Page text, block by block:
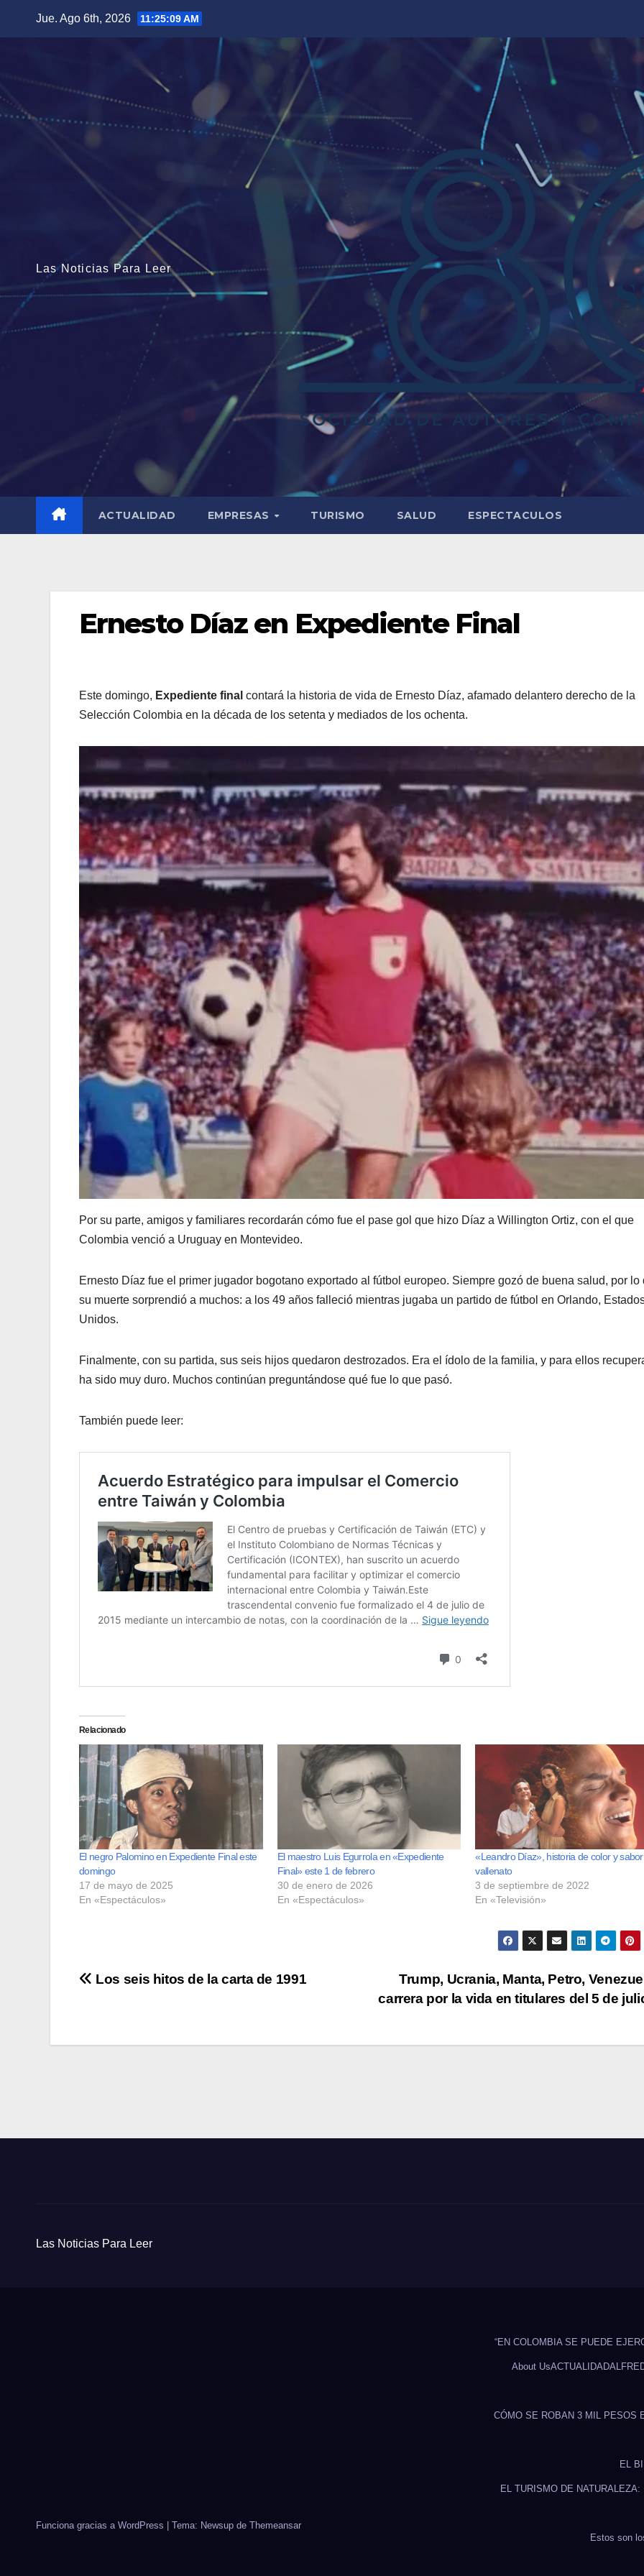
Jue. Ago 6th, 2026 11:25:11 AM
Las Noticias Para Leer
ACTUALIDAD EMPRESAS TURISMO SALUD ESPECTACULOS
Ernesto Díaz en Expediente Final
Este domingo, Expediente final contará la historia de vida de Ernesto Díaz, afamado delantero derecho de la
Selección Colombia en la década de los setenta y mediados de los ochenta.
Por su parte, amigos y familiares recordarán cómo fue el pase gol que hizo Díaz a Willington Ortiz, con el que
Colombia venció a Uruguay en Montevideo.
Ernesto Díaz fue el primer jugador bogotano exportado al fútbol europeo. Siempre gozó de buena salud, por lo
su muerte sorprendió a muchos: a los 49 años falleció mientras jugaba un partido de fútbol en Orlando,
Unidos.
Finalmente, con su partida, sus seis hijos quedaron destrozados. Era el ídolo de la familia, y para ellos
ha sido muy duro. Muchos continúan preguntándose qué fue lo que pasó.
También puede leer:
Relacionado
El negro Palomino en Expediente Final este
domingo
17 de mayo de 2025
En «Espectáculos»
El maestro Luis Egurrola en «Expediente
Final» este 1 de febrero
30 de enero de 2026
En «Espectáculos»
«Leandro Díaz», historia de color y sabor
vallenato
3 de septiembre de 2022
En «Televisión»
Navegación
entradas
Trump, Ucrania, Manta, Petro,
carrera por la vida en titulares del 5 de
Los seis hitos de la carta de 1991
Las Noticias Para Leer
Funciona gracias a WordPress | Tema: Newsup de Themeansar
“EN COLOMBIA SE PUEDE
About UsACTUALIDAD
CÓMO SE ROBAN 3 MIL PESOS
EL
EL TURISMO DE
Estos son